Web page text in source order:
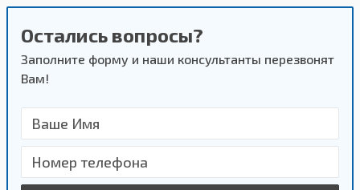
Остались вопросы?
Заполните форму и наши консультанты перезвонят
Вам!